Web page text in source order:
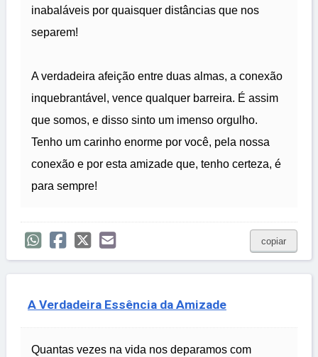
inabaláveis por quaisquer distâncias que nos
separem!
A verdadeira afeição entre duas almas, a conexão
inquebrantável, vence qualquer barreira. É assim
que somos, e disso sinto um imenso orgulho.
Tenho um carinho enorme por você, pela nossa
conexão e por esta amizade que, tenho certeza, é
para sempre!
copiar
A Verdadeira Essência da Amizade
Quantas vezes na vida nos deparamos com